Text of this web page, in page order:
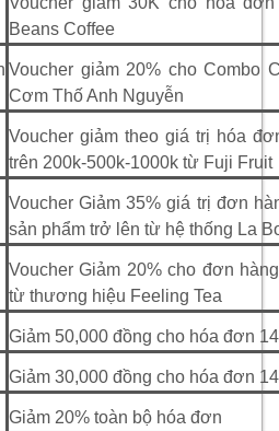
Beans Coffee
Voucher giảm 20% cho Combo
Cơm Thố Anh Nguyễn
Voucher giảm theo giá trị hóa
trên 200k-500k-1000k từ Fuji Fruit
Voucher Giảm 35% giá trị đơn
sản phẩm trở lên từ hệ thống La
Voucher Giảm 20% cho đơn
từ thương hiệu Feeling Tea
Giảm 50,000 đồng cho hóa đơn
Giảm 30,000 đồng cho hóa đơn
Giảm 20% toàn bộ hóa đơn